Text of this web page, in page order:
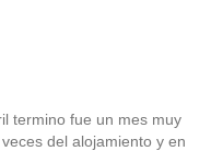
termino fue un mes muy
del alojamiento y en